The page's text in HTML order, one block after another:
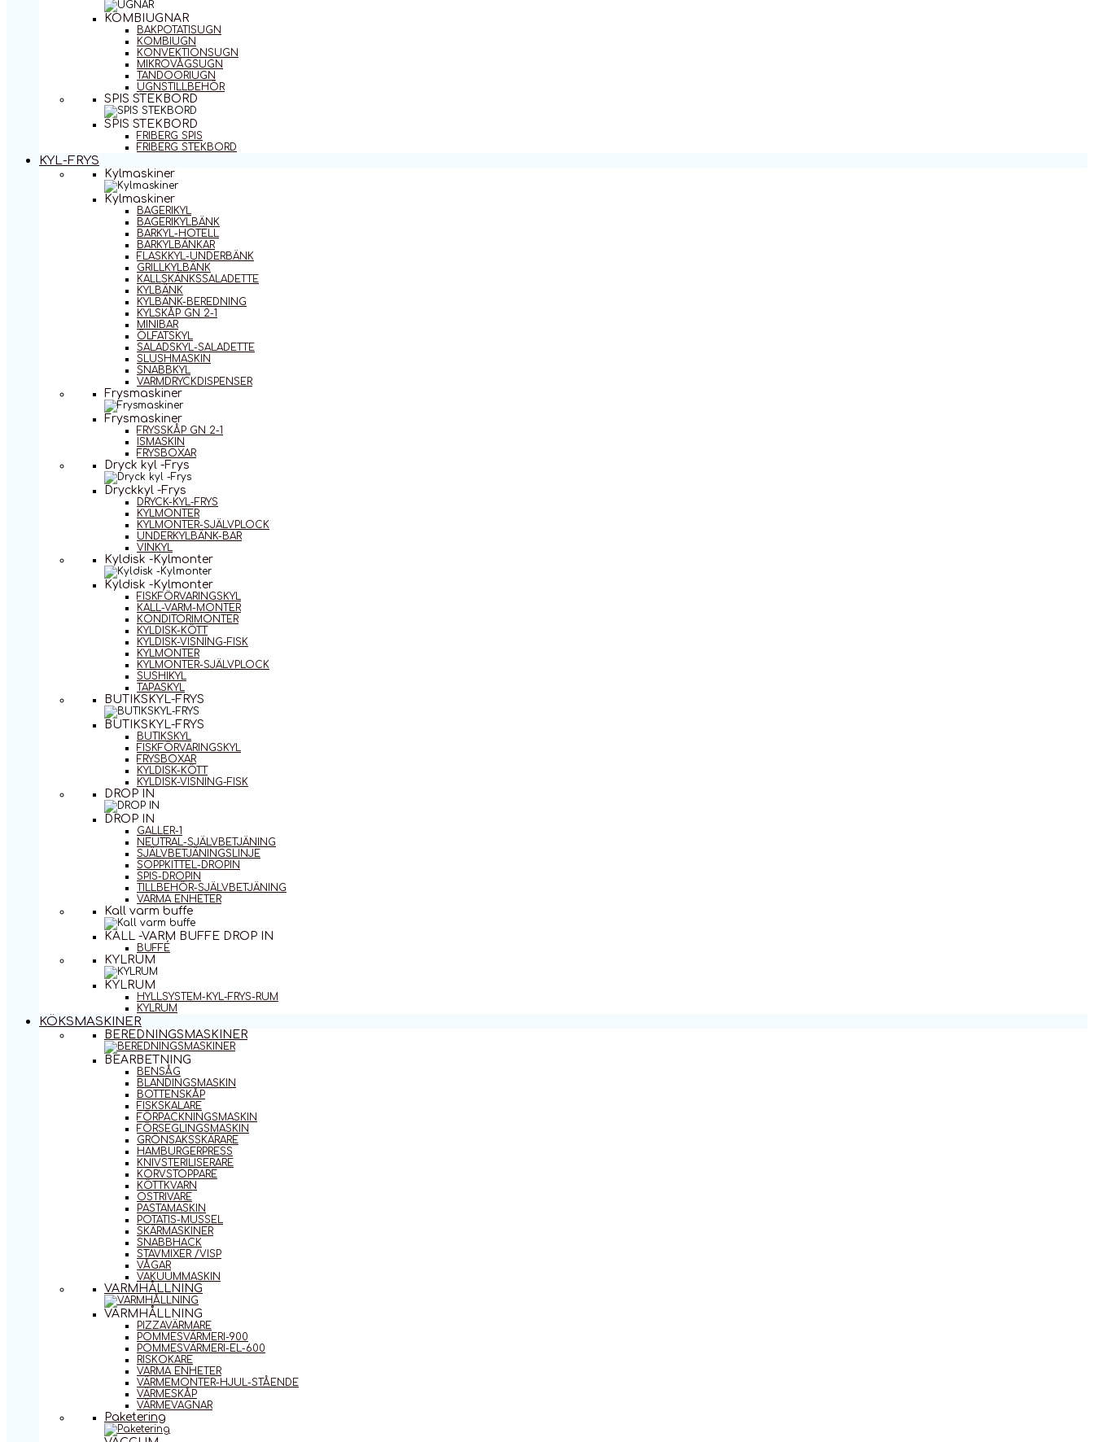
KOMBIUGNAR
BAKPOTATISUGN
KOMBIUGN
KONVEKTIONSUGN
MIKROVÅGSUGN
TANDOORIUGN
UGNSTILLBEHÖR
SPIS STEKBORD
SPIS STEKBORD
FRIBERG SPIS
FRIBERG STEKBORD
KYL-FRYS
Kylmaskiner
Kylmaskiner
BAGERIKYL
BAGERIKYLBÄNK
BARKYL-HOTELL
BARKYLBÄNKAR
FLASKKYL-UNDERBÄNK
GRILLKYLBÄNK
KALLSKÄNKSSALADETTE
KYLBÄNK
KYLBÄNK-BEREDNING
KYLSKÅP GN 2-1
MINIBAR
ÖLFATSKYL
SALADSKYL-SALADETTE
SLUSHMASKIN
SNABBKYL
VARMDRYCKDISPENSER
Frysmaskiner
Frysmaskiner
FRYSSKÅP GN 2-1
ISMASKIN
FRYSBOXAR
Dryck kyl -Frys
Dryckkyl -Frys
DRYCK-KYL-FRYS
KYLMONTER
KYLMONTER-SJÄLVPLOCK
UNDERKYLBÄNK-BAR
VINKYL
Kyldisk -Kylmonter
Kyldisk -Kylmonter
FISKFÖRVARINGSKYL
KALL-VARM-MONTER
KONDITORIMONTER
KYLDISK-KÖTT
KYLDISK-VISNING-FISK
KYLMONTER
KYLMONTER-SJÄLVPLOCK
SUSHIKYL
TAPASKYL
BUTIKSKYL-FRYS
BUTIKSKYL-FRYS
BUTIKSKYL
FISKFÖRVARINGSKYL
FRYSBOXAR
KYLDISK-KÖTT
KYLDISK-VISNING-FISK
DROP IN
DROP IN
GALLER-1
NEUTRAL-SJÄLVBETJÄNING
SJÄLVBETJÄNINGSLINJE
SOPPKITTEL-DROPIN
SPIS-DROPIN
TILLBEHÖR-SJÄLVBETJÄNING
VARMA ENHETER
Kall varm buffe
KALL -VARM BUFFE DROP IN
BUFFÉ
KYLRUM
KYLRUM
HYLLSYSTEM-KYL-FRYS-RUM
KYLRUM
KÖKSMASKINER
BEREDNINGSMASKINER
BEARBETNING
BENSÅG
BLANDINGSMASKIN
BOTTENSKÅP
FISKSKALARE
FÖRPACKNINGSMASKIN
FÖRSEGLINGSMASKIN
GRÖNSAKSSKÄRARE
HAMBURGERPRESS
KNIVSTERILISERARE
KORVSTOPPARE
KÖTTKVARN
OSTRIVARE
PASTAMASKIN
POTATIS-MUSSEL
SKÄRMASKINER
SNABBHACK
STAVMIXER /VISP
VÅGAR
VAKUUMMASKIN
VARMHÅLLNING
VARMHÅLLNING
PIZZAVÄRMARE
POMMESVÄRMERI-900
POMMESVÄRMERI-EL-600
RISKOKARE
VARMA ENHETER
VÄRMEMONTER-HJUL-STÅENDE
VÄRMESKÅP
VÄRMEVAGNAR
Paketering